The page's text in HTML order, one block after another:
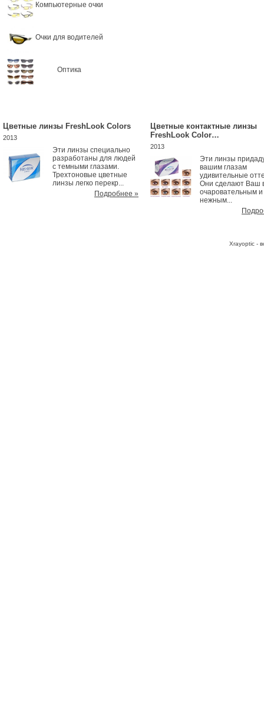
Компьютерные очки
Очки для водителей
Оптика
Цветные линзы FreshLook Colors
2013
Эти линзы специально
разработаны для людей
с темными глазами.
Трехтоновые цветные
линзы легко перекр...
Подробнее »
Цветные контактные линзы
FreshLook Color…
2013
Эти линзы
вашим глазам
удивительные
Они сделают Ваш
очаровательным и
нежным...
Хrayoptic -